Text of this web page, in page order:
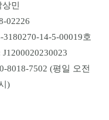
민
02226
14-5-00019호
8018-7502 (평일 오전
)